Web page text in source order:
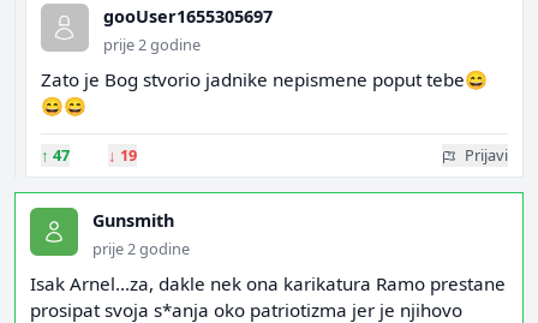
gooUser1655305697
prije 2 godine
Zato je Bog stvorio jadnike nepismene poput tebe😄
😄😄
↑ 47 ↓ 19 Prijavi
Gunsmith
prije 2 godine
Isak Arnel...za, dakle nek ona karikatura Ramo prestane
prosipat svoja s*anja oko patriotizma jer je njihovo